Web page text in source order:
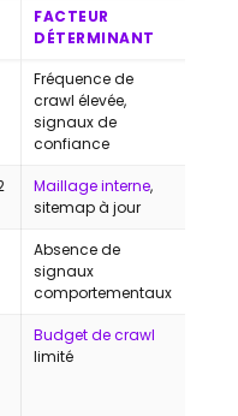
FACTEUR
DÉTERMINANT
Fréquence de
crawl élevée,
signaux de
confiance
Maillage interne,
sitemap à jour
Absence de
signaux
comportementaux
Budget de crawl
limité